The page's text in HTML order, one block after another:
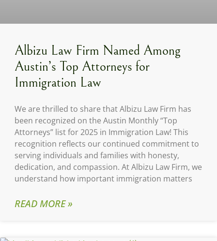
Albizu Law Firm Named Among
Austin’s Top Attorneys for
Immigration Law
We are thrilled to share that Albizu Law Firm has
been recognized on the Austin Monthly “Top
Attorneys” list for 2025 in Immigration Law! This
recognition reflects our continued commitment to
serving individuals and families with honesty,
dedication, and compassion. At Albizu Law Firm, we
understand how important immigration matters
READ MORE »